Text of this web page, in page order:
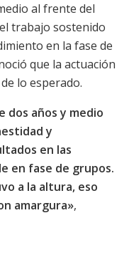
al frente del
trabajo sostenido
en la fase de
que la actuación
lo esperado.
dos años y medio
y
en las
en fase de grupos.
a la altura, eso
amargura»,